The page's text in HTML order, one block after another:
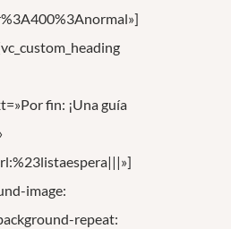
fin: ¡Una guía
image:
repeat: